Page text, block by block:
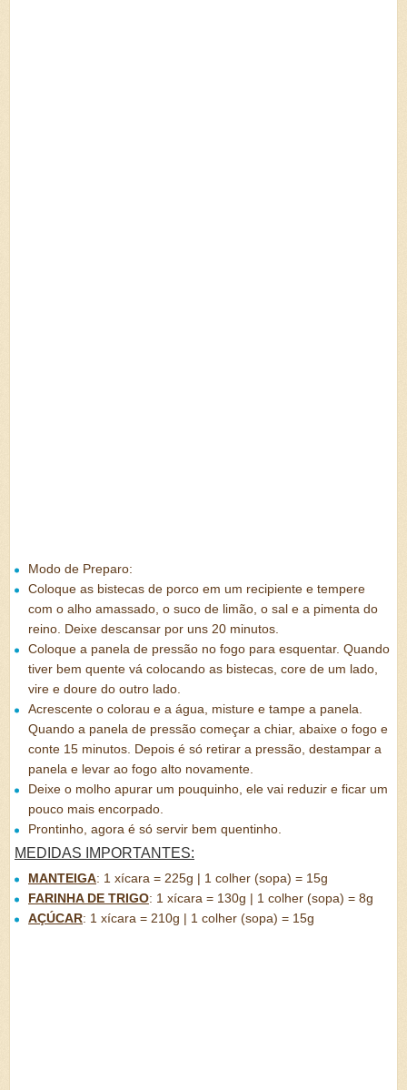
Modo de Preparo:
Coloque as bistecas de porco em um recipiente e tempere
com o alho amassado, o suco de limão, o sal e a pimenta do
reino. Deixe descansar por uns 20 minutos.
Coloque a panela de pressão no fogo para esquentar. Quando
tiver bem quente vá colocando as bistecas, core de um lado,
vire e doure do outro lado.
Acrescente o colorau e a água, misture e tampe a panela.
Quando a panela de pressão começar a chiar, abaixe o fogo e
conte 15 minutos. Depois é só retirar a pressão, destampar a
panela e levar ao fogo alto novamente.
Deixe o molho apurar um pouquinho, ele vai reduzir e ficar um
pouco mais encorpado.
Prontinho, agora é só servir bem quentinho.
MEDIDAS IMPORTANTES:
MANTEIGA: 1 xícara = 225g | 1 colher (sopa) = 15g
FARINHA DE TRIGO: 1 xícara = 130g | 1 colher (sopa) = 8g
AÇÚCAR: 1 xícara = 210g | 1 colher (sopa) = 15g